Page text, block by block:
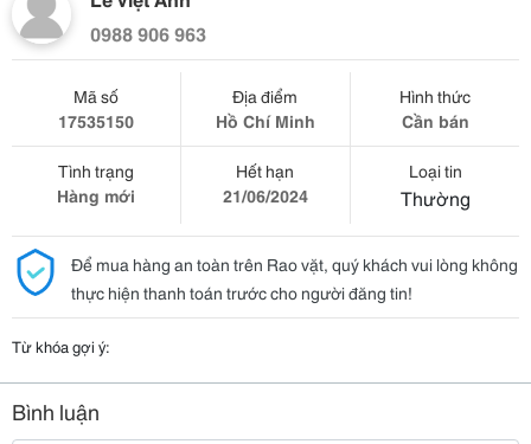
0988 906 963
Mã số
17535150
Địa điểm
Hồ Chí Minh
Hình thức
Cần bán
Tình trạng
Hàng mới
Hết hạn
21/06/2024
Loại tin
Thường
Để mua hàng an toàn trên Rao vặt, quý khách vui lòng không
thực hiện thanh toán trước cho người đăng tin!
Từ khóa gợi ý:
Bình luận